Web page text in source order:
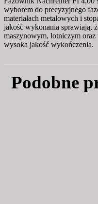
wyborem do precyzyjnego
materiałach metalowych i
jakość wykonania sprawiają,
maszynowym, lotniczym oraz
wysoka jakość wykończenia.
Podobne